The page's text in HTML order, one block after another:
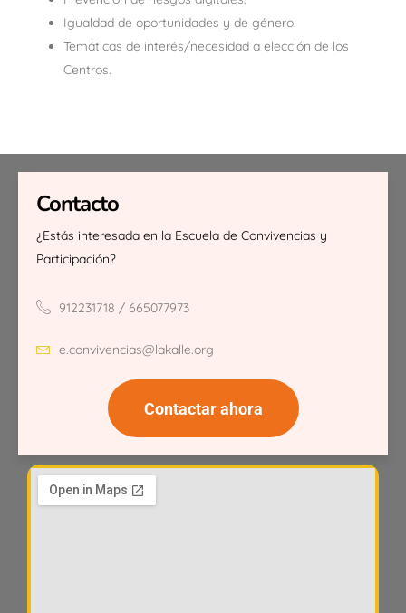
Igualdad de oportunidades y de género.
Temáticas de interés/necesidad a elección de los
Centros.
Contacto
¿Estás interesada en la Escuela de Convivencias y
Participación?
912231718 / 665077973
e.convivencias@lakalle.org
Contactar ahora